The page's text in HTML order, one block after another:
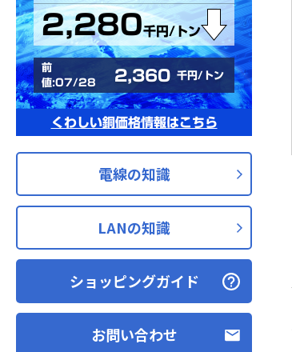
2,280千円/トン
前
値:07/28
2,360 千円/トン
くわしい銅価格情報はこちら
電線の知識
LANの知識
ショッピングガイド
お問い合わせ